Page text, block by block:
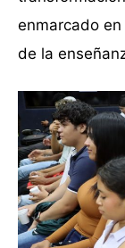
enmarcado
de la